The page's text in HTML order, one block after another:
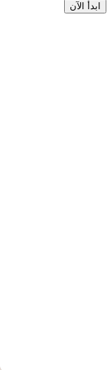
ابدأ الآن